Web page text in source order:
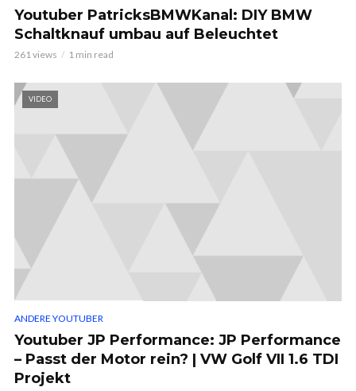
Youtuber PatricksBMWKanal: DIY BMW
Schaltknauf umbau auf Beleuchtet
261 views 1 min read
VIDEO
ANDERE YOUTUBER
Youtuber JP Performance: JP Performance
– Passt der Motor rein? | VW Golf VII 1.6 TDI
Projekt